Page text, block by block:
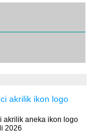
akrilik ikon logo
akrilik aneka ikon logo
2026